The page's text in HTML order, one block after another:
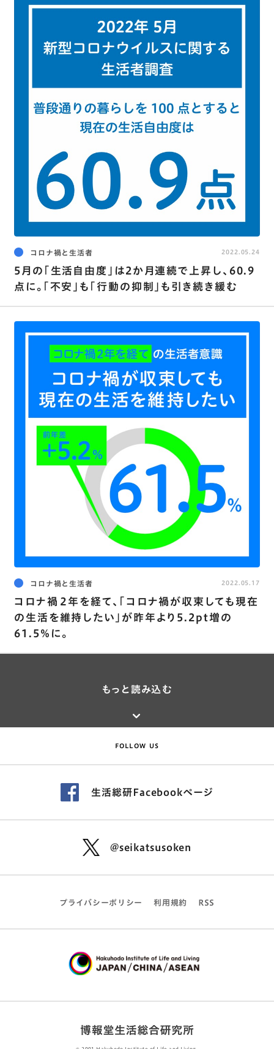
コロナ禍と生活者
5月の｢生活自由度｣は2か月連続で上昇し､60.9
点に。｢不安｣も｢行動の抑制｣も引き続き緩む
2022.05.24
コロナ禍と生活者
コロナ禍２年を経て､｢コロナ禍が収束しても現在
の生活を維持したい｣が昨年より5.2pt増の
61.5％に。
2022.05.17
もっと読み込む
FOLLOW US
生活総研Facebookページ
@seikatsusoken
プライバシーポリシー 利用規約 RSS